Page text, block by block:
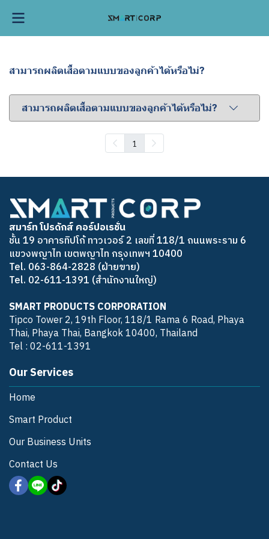
สามารถผลิตเสื้อตามแบบของลูกค้าได้หรือไม่?
สามารถผลิตเสื้อตามแบบของลูกค้าได้หรือไม่?
1
สมาร์ท โปรดักส์ คอร์ปอเรชั่น
ชั้น 19 อาคารทิปโก้ ทาวเวอร์ 2 เลขที่ 118/1 ถนนพระราม 6
แขวงพญาไท เขตพญาไท กรุงเทพฯ 10400
Tel. 063-864-2828 (ฝ่ายขาย)
Tel. 02-611-1391 (สำนักงานใหญ่)
SMART PRODUCTS CORPORATION
Tipco Tower 2, 19th Floor, 118/1 Rama 6 Road, Phaya
Thai, Phaya Thai, Bangkok 10400, Thailand
Tel : 02-611-1391
Our Services
Home
Smart Product
Our Business Units
Contact Us